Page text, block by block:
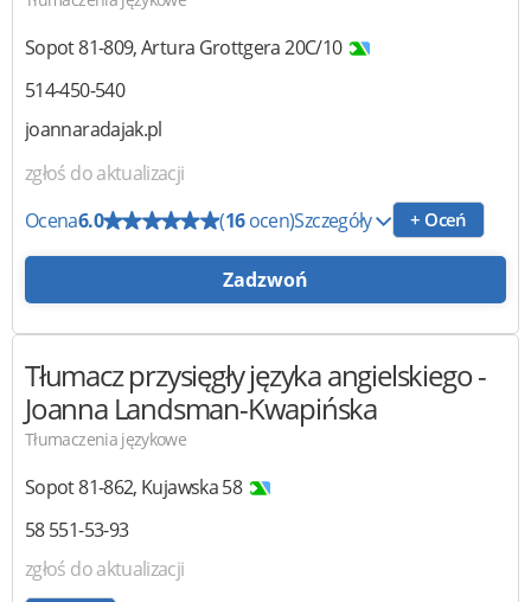
Sopot81-809,Artura Grottgera 20C/10
514-450-540
joannaradajak.pl
zgłoś do aktualizacji
Ocena6.0 (16ocen)Szczegóły + Oceń
Zadzwoń
Tłumacz przysięgły języka angielskiego-
Joanna Landsman-Kwapińska
Tłumaczenia językowe
Sopot81-862, Kujawska 58
58 551-53-93
zgłoś do aktualizacji